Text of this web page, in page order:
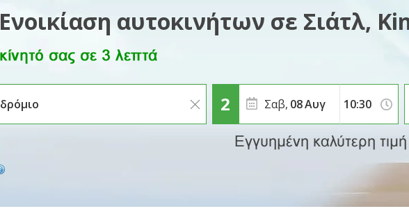
Ενοικίαση αυτοκινήτων σε Σιάτλ,
Σαβ, 08Αυγ